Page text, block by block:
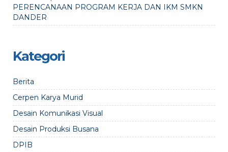
PERENCANAAN PROGRAM KERJA DAN IKM SMKN
DANDER
Kategori
Berita
Cerpen Karya Murid
Desain Komunikasi Visual
Desain Produksi Busana
DPIB